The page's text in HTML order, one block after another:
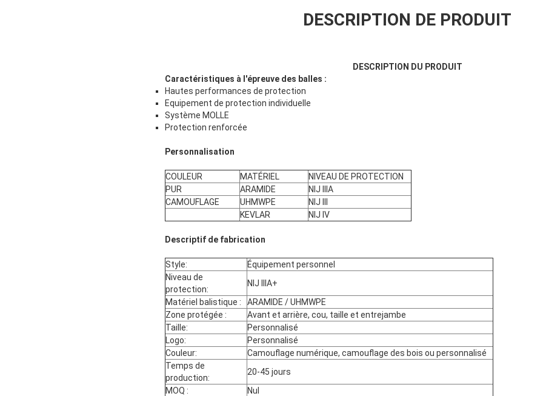
DESCRIPTION DE PRODUIT
DESCRIPTION DU PRODUIT
Caractéristiques à l'épreuve des balles :
Hautes performances de protection
Equipement de protection individuelle
Système MOLLE
Protection renforcée
Personnalisation
COULEUR MATÉRIEL
NIVEAU DE PROTECTION
PUR
ARAMIDE
NIJ IIIA
CAMOUFLAGE
UHMWPE
NIJ III
KEVLAR
NIJ IV
Descriptif de fabrication
Style:
Équipement personnel
Niveau de
protection:
NIJ IIIA+
Matériel balistique :
ARAMIDE / UHMWPE
Zone protégée :
Avant et arrière, cou, taille et entrejambe
Taille:
Personnalisé
Logo:
Personnalisé
Couleur:
Camouflage numérique, camouflage des bois ou personnalisé
Temps de
production:
20-45 jours
MOQ :
Nul